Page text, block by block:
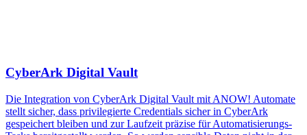
CyberArk Digital Vault
Die Integration von CyberArk Digital Vault mit ANOW! Automate
stellt sicher, dass privilegierte Credentials sicher in CyberArk
gespeichert bleiben und zur Laufzeit präzise für Automatisierungs-